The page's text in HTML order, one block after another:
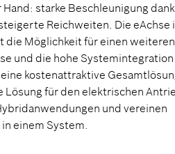
starke Beschleunigung dank
Reichweiten. Die eAchse
die Möglichkeit für einen weiteren
und die hohe Systemintegration
kostenattraktive
Lösung für den elektrischen
und vereinen
einem System.